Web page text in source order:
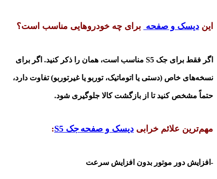
این دیسک و صفحه برای چه خودروهایی مناسب است؟
اگر فقط برای جک مناسب است، همان را ذکر کنید. اگر برای
نسخه‌های خاص (دستی یا اتوماتیک، توربو یا غیرتوربو) تفاوت دارد،
حتماً مشخص کنید تا از بازگشت کالا جلوگیری شود.
مهم‌ترین علائم خرابی دیسک و صفحه جک S5 :
-افزایش دور موتور بدون افزایش سرعت